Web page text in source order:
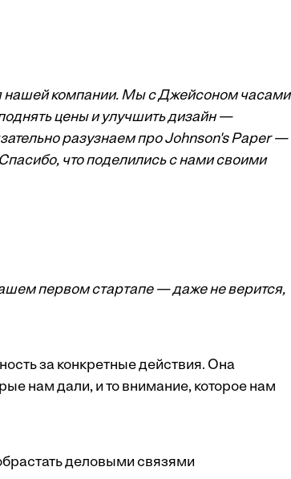
нашей компании. Мы с Джейсоном часами
цены и улучшить дизайн —
разузнаем про Johnson's Paper —
что поделились с нами своими
первом стартапе — даже не верится,
за конкретные действия. Она
нам дали, и то внимание, которое нам
деловыми связями